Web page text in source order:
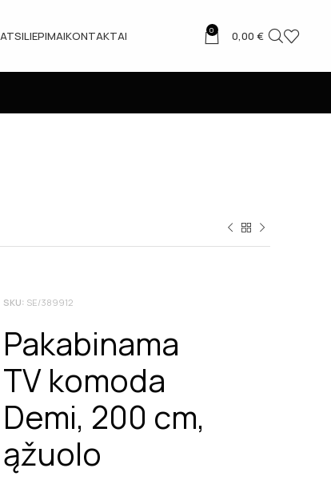
ATSILIEPIMAIKONTAKTAI 0 0,00€
SKU: SE/389912
Pakabinama
TV komoda
Demi, 200 cm,
ąžuolo